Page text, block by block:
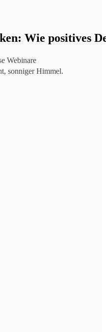
Wie positives
Webinare